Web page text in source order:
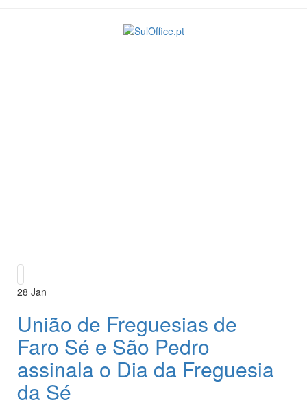
28 Jan
União de Freguesias de
Faro Sé e São Pedro
assinala o Dia da Freguesia
da Sé